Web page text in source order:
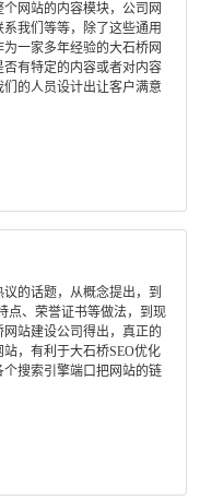
网站的内容模块，公司网
我们等等，除了这些通用
一家多年经验的大石桥网
有特定的内容或者对内容
的人员设计出让客户满意
的话题，从概念提出，到
点、荣誉证书等做法，到现
站建设公司得出，真正的
，有利于大石桥SEO优化
搜索引擎端口把网站的链